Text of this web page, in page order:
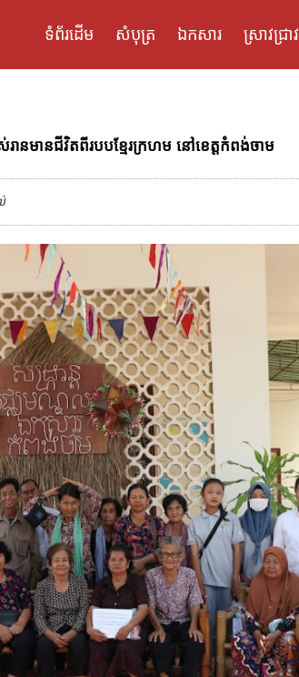
ទំព័រដើម សំបុត្រ ឯកសារ ស្រាវជ្រាវ
នមានជីវិតពីរបបខ្មែរក្រហម នៅខេត្តកំពង់ចាម